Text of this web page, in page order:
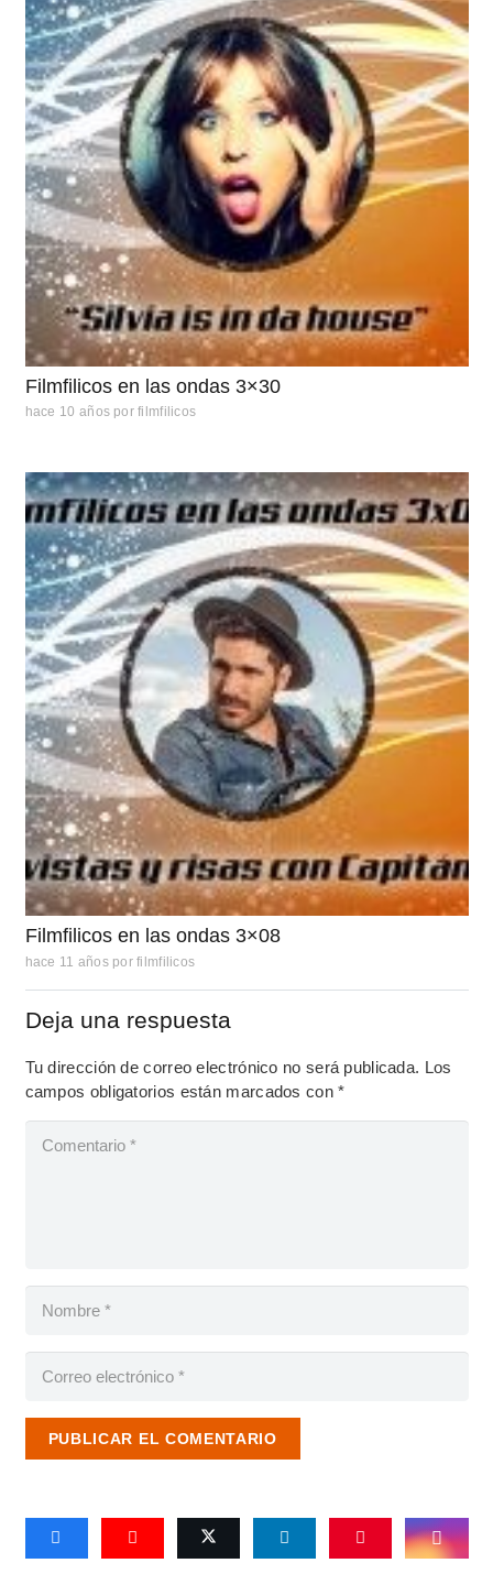
Filmfilicos en las ondas 3×30
hace 10 años por filmfilicos
Filmfilicos en las ondas 3×08
hace 11 años por filmfilicos
Deja una respuesta
Tu dirección de correo electrónico no será publicada. Los
campos obligatorios están marcados con*
PUBLICAR EL COMENTARIO